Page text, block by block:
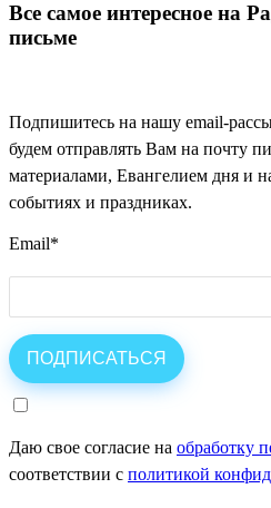
Все самое интересное на
письме
Подпишитесь на нашу email-
будем отправлять Вам на почту
материалами, Евангелием дня и
событиях и праздниках.
Email*
Даю свое согласие на обработку
соответствии с политикой